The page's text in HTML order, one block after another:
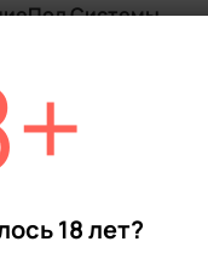
Под Системы
Smok
Smok
18 лет?